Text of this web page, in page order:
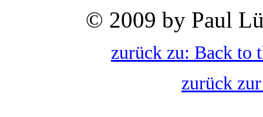
© 2009 by Paul
zurück zu: Back to
zurück